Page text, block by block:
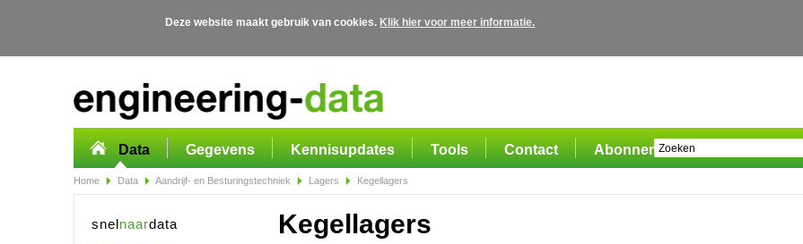
Deze website maakt gebruik van cookies. Klik hier voor meer informatie.
Data Gegevens Kennisupdates Tools Contact Abonnement
Home Data Aandrijf- en Besturingstechniek Lagers Kegellagers
snelnaardata Kegellagers